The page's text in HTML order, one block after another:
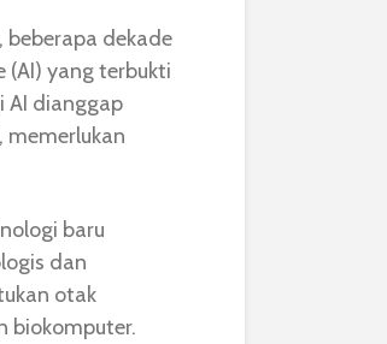
dekade
yang terbukti
AI dianggap
memerlukan
baru
dan
otak
biokomputer.